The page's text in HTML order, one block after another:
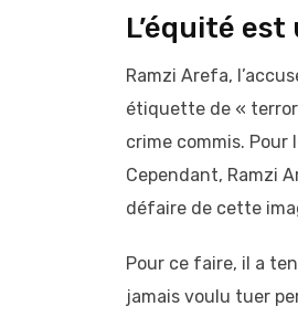
L’équité
Ramzi Arefa,
étiquette de «
crime commis.
Cependant, Ramzi
défaire de cette
Pour ce faire, il a
jamais voulu tuer